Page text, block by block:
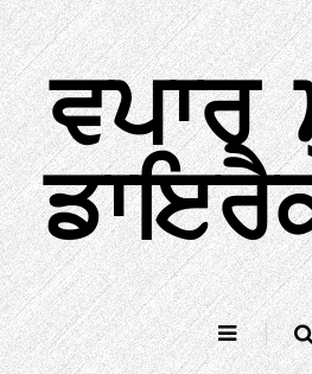
ਸਮੱਗਰੀ
ਨੂੰ
ਛੱਡੋ
ਵਪਾਰ